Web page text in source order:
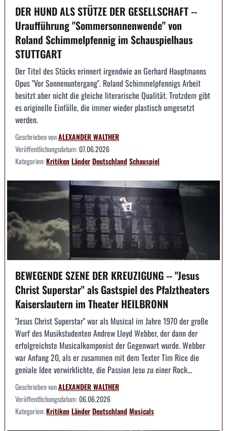
DER HUND ALS STÜTZE DER GESELLSCHAFT --
Uraufführung "Sommersonnenwende" von
Roland Schimmelpfennig im Schauspielhaus
STUTTGART
Der Titel des Stücks erinnert irgendwie an Gerhard Hauptmanns
Opus "Vor Sonnenuntergang". Roland Schimmelpfennigs Arbeit
besitzt aber nicht die gleiche literarische Qualität. Trotzdem gibt
es originelle Einfälle, die immer wieder plastisch umgesetzt
werden.
Geschrieben vonALEXANDER WALTHER
Veröffentlichungsdatum:07.06.2026
Kategorien:KritikenLänderDeutschlandSchauspiel
BEWEGENDE SZENE DER KREUZIGUNG -- "Jesus
Christ Superstar" als Gastspiel des Pfalztheaters
Kaiserslautern im Theater HEILBRONN
"Jesus Christ Superstar" war als Musical im Jahre 1970 der große
Wurf des Musikstudenten Andrew Lloyd Webber, der dann der
erfolgreichste Musicalkomponist der Gegenwart wurde. Webber
war Anfang 20, als er zusammen mit dem Texter Tim Rice die
geniale Idee verwirklichte, die Passion Jesu zu einer Rock...
Geschrieben vonALEXANDER WALTHER
Veröffentlichungsdatum:06.06.2026
Kategorien:KritikenLänderDeutschlandMusicals